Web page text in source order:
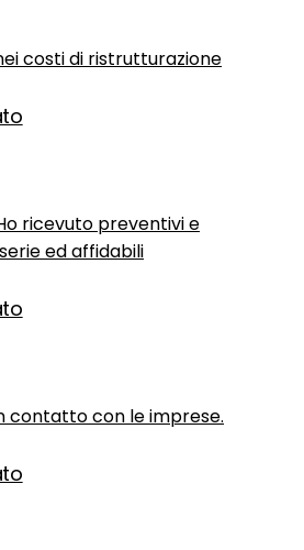
costi di ristrutturazione
ricevuto preventivi e
ed affidabili
contatto con le imprese.